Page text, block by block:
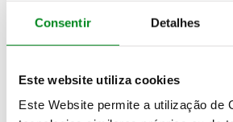
Consentir Detalhes
Este website utiliza cookies
Este Website permite a utilização de
Preço: a partir de 81.363 €
Autonomia: 488 km
Bateria: 95 kWh
Pot. Carregamento (AC/DC): 22